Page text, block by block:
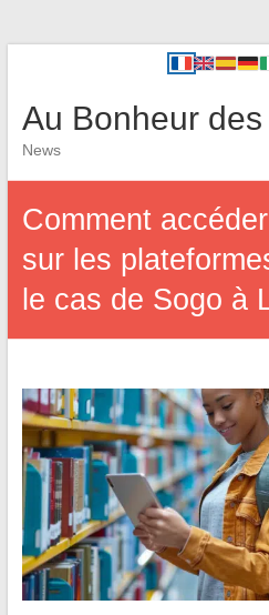
Au Bonheur
News
Comment
sur les
le cas de Sogo à